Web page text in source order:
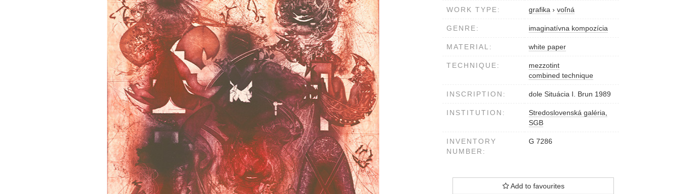
WORK TYPE: grafika › voľná
GENRE: imaginatívna kompozícia
MATERIAL: white paper
TECHNIQUE:
mezzotint
combined technique
INSCRIPTION: dole Situácia I. Brun 1989
INSTITUTION:
Stredoslovenská galéria,
SGB
INVENTORY
NUMBER:
G 7286
Add to favourites